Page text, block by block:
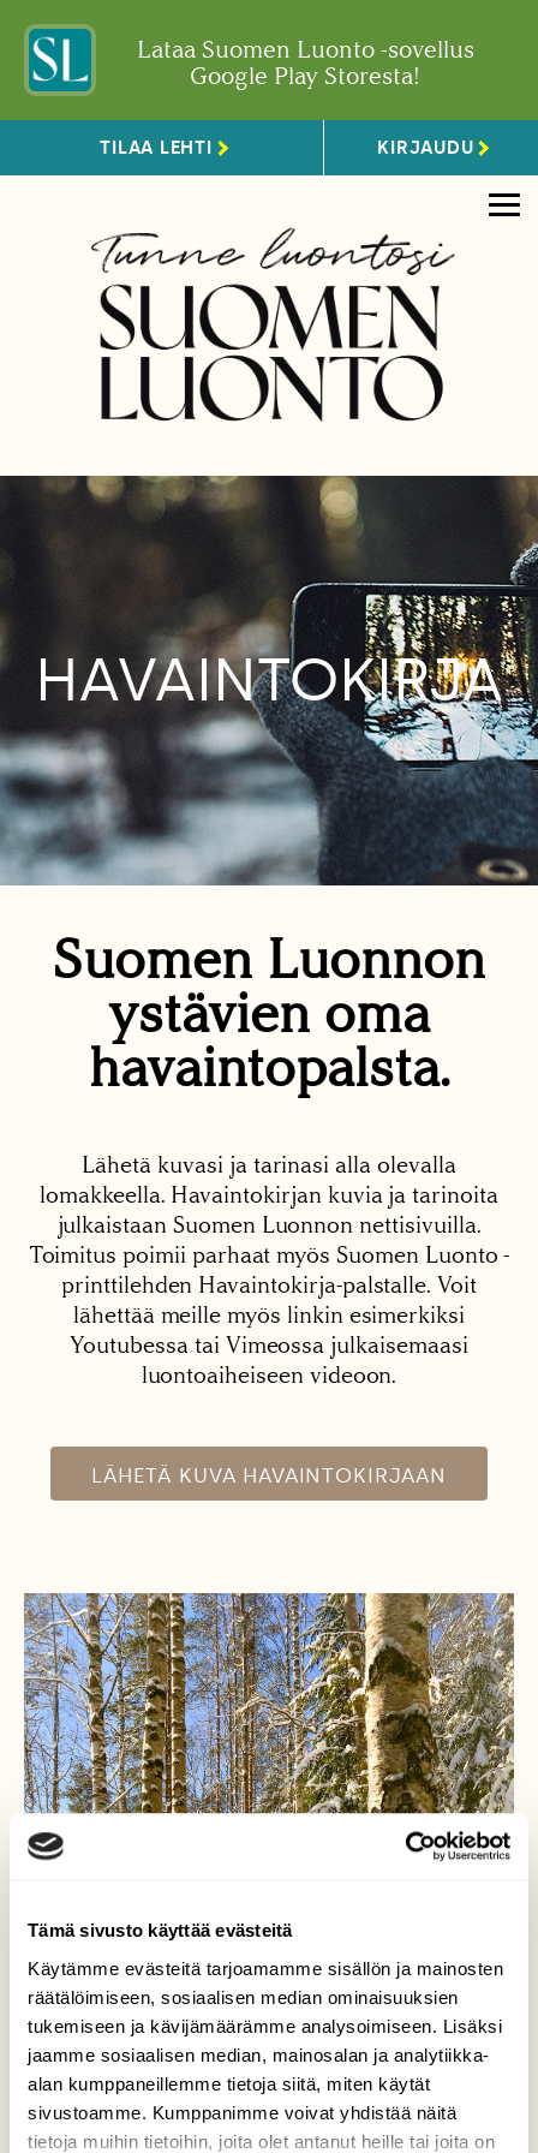
Tämä sivusto käyttää evästeitä
Käytämme evästeitä tarjoamamme sisällön ja mainosten
räätälöimiseen, sosiaalisen median ominaisuuksien
tukemiseen ja kävijämäärämme analysoimiseen. Lisäksi
jaamme sosiaalisen median, mainosalan ja analytiikka-
alan kumppaneillemme tietoja siitä, miten käytät
sivustoamme. Kumppanimme voivat yhdistää näitä
tietoja muihin tietoihin, joita olet antanut heille tai joita on
Lataa Suomen Luonto -sovellus
Google Play Storesta!
TILAA LEHTI KIRJAUDU
HAVAINTOKIRJA
Suomen Luonnon
ystävien oma
havaintopalsta.
Lähetä kuvasi ja tarinasi alla olevalla
lomakkeella. Havaintokirjan kuvia ja tarinoita
julkaistaan Suomen Luonnon nettisivuilla.
Toimitus poimii parhaat myös Suomen Luonto -
printtilehden Havaintokirja-palstalle. Voit
lähettää meille myös linkin esimerkiksi
Youtubessa tai Vimeossa julkaisemaasi
luontoaiheiseen videoon.
LÄHETÄ KUVA HAVAINTOKIRJAAN